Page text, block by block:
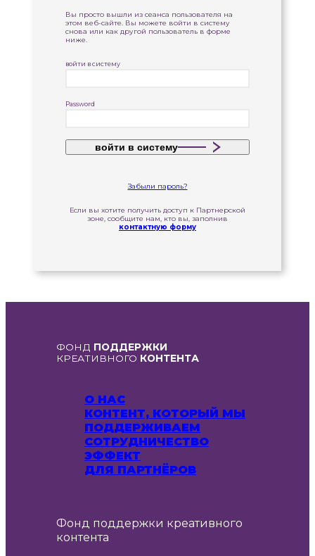
Вы просто вышли из сеанса пользователя на
этом веб-сайте. Вы можете войти в систему
снова или как другой пользователь в форме
ниже.
войти в систему
Password
войти в систему
Забыли пароль?
Если вы хотите получить доступ к Партнерской
зоне, сообщите нам, кто вы, заполнив
контактную форму
ФОНД ПОДДЕРЖКИ
КРЕАТИВНОГО КОНТЕНТА
О НАС
КОНТЕНТ, КОТОРЫЙ МЫ
ПОДДЕРЖИВАЕМ
СОТРУДНИЧЕСТВО
ЭФФЕКТ
ДЛЯ ПАРТНЁРОВ
Фонд поддержки креативного
контента